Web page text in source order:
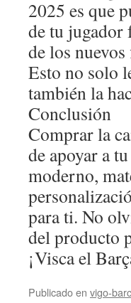
2025 es que
de tu jugador
de los
Esto no solo
también la
Conclusión
Comprar la
de apoyar a
moderno,
para ti. No
del producto
¡Visca el
Publicado en vigo-